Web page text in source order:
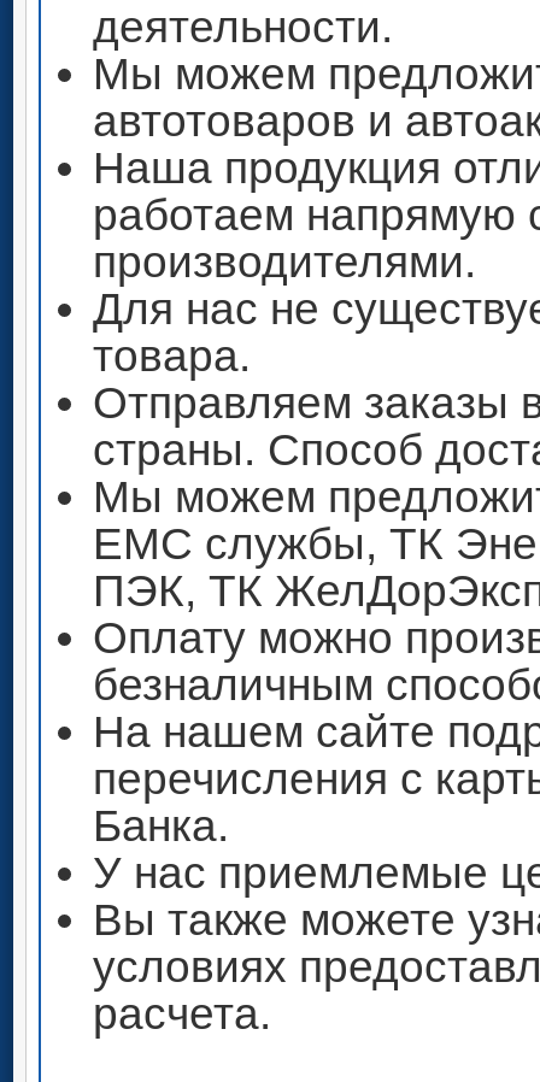
деятельности.
Мы можем
автотоваров и
Наша продукция
работаем напрямую
производителями.
Для нас не
товара.
Отправляем заказы
страны. Способ
Мы можем
ЕМС службы, ТК
ПЭК, ТК
Оплату можно
безналичным
На нашем сайте
перечисления с
Банка.
У нас приемлемые
Вы также можете
условиях
расчета.